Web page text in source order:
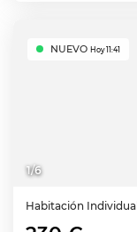
1/6
NUEVO Hoy 11:41
Habitación Individual